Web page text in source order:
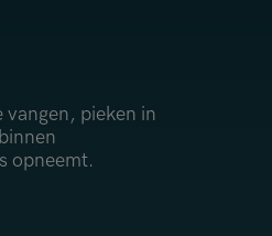
pieken in
opneemt.